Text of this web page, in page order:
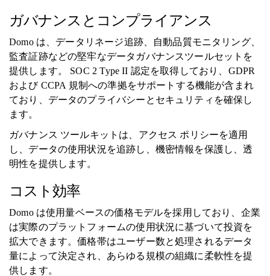
ガバナンスとコンプライアンス
Domo は、データリネージ追跡、自動品質モニタリング、
監査証跡などの堅牢なデータガバナンスツールセットを
提供します。 SOC 2 Type II 認定を取得しており、GDPR
および CCPA 規制への準拠をサポートする機能が含まれ
ており、データのプライバシーとセキュリティを確保し
ます。
ガバナンス ツールキットは、アクセス ポリシーを適用
し、データの使用状況を追跡し、機密情報を保護し、透
明性を提供します。
コスト効率
Domo は使用量ベースの価格モデルを採用しており、企業
は実際のプラットフォームの使用状況に基づいて投資を
拡大できます。価格帯はユーザー数と処理されるデータ
量によって決定され、あらゆる規模の組織に柔軟性を提
供します。